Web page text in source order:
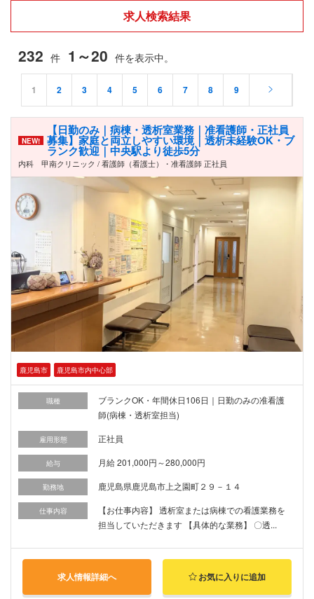
求人検索結果
232 件 1～20 件を表示中。
1 2 3 4 5 6 7 8 9
NEW!
【日勤のみ｜病棟・透析室業務｜准看護師・正社員
募集】家庭と両立しやすい環境｜透析未経験OK・ブ
ランク歓迎｜中央駅より徒歩5分
内科 甲南クリニック / 看護師（看護士）・准看護師 正社員
鹿児島市 鹿児島市内中心部
職種
ブランクOK・年間休日106日｜日勤のみの准看護
師(病棟・透析室担当)
雇用形態 正社員
給与 月給 201,000円～280,000円
勤務地 鹿児島県鹿児島市上之園町２９－１４
仕事内容
【お仕事内容】 透析室または病棟での看護業務を
担当していただきます 【具体的な業務】 〇透...
求人情報詳細へ お気に入りに追加